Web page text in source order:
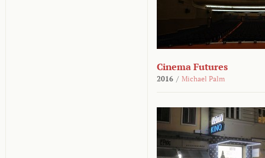
Cinema Futures
2016 / Michael Palm